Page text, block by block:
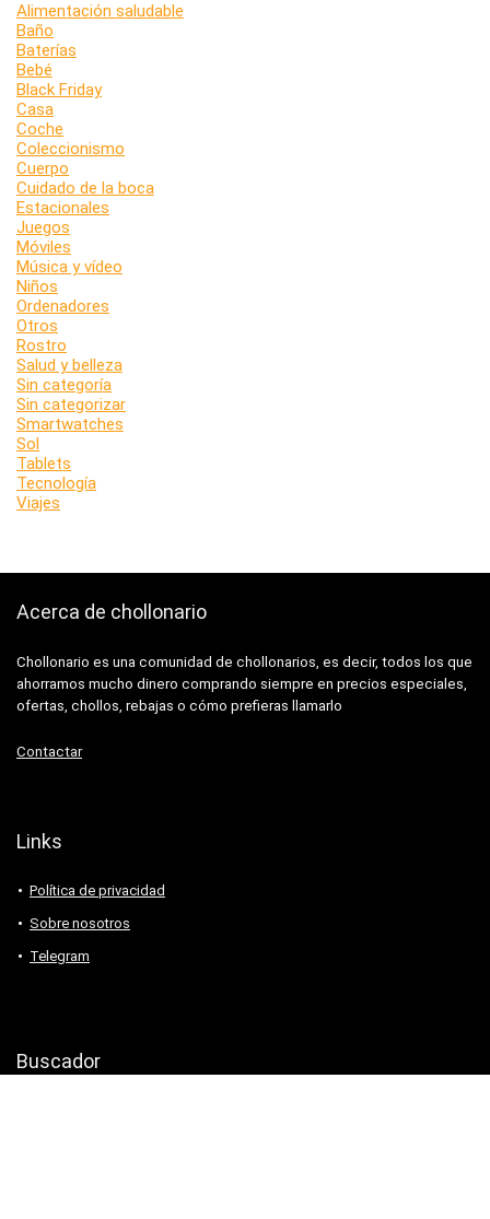
Alimentación saludable
Baño
Baterías
Bebé
Black Friday
Casa
Coche
Coleccionismo
Cuerpo
Cuidado de la boca
Estacionales
Juegos
Móviles
Música y vídeo
Niños
Ordenadores
Otros
Rostro
Salud y belleza
Sin categoría
Sin categorizar
Smartwatches
Sol
Tablets
Tecnología
Viajes
Acerca de chollonario
Chollonario es una comunidad de chollonarios, es decir, todos los que
ahorramos mucho dinero comprando siempre en precios especiales,
ofertas, chollos, rebajas o cómo prefieras llamarlo
Contactar
Links
Política de privacidad
Sobre nosotros
Telegram
Buscador